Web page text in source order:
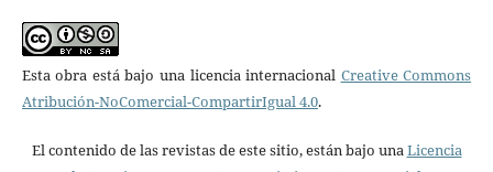
Esta obra está bajo una licencia internacional Creative Commons
Atribución-NoComercial-CompartirIgual 4.0.
El contenido de las revistas de este sitio, están bajo unaLicencia